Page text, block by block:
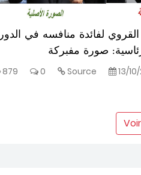
لفائدة منافسه في الدور
صورة مفبركة
879 0 Source 13/